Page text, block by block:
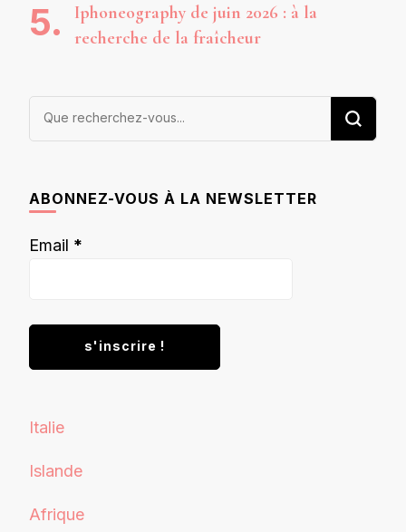
Iphoneography de juin 2026 : à la
recherche de la fraîcheur
Vous
ABONNEZ-VOUS À LA NEWSLETTER
Email *
Italie
Islande
Afrique